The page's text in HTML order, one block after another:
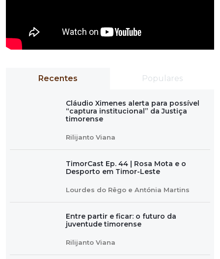
Recentes Populares
Cláudio Ximenes alerta para possível
“captura institucional” da Justiça
timorense
Rilijanto Viana
TimorCast Ep. 44 | Rosa Mota e o
Desporto em Timor-Leste
Lourdes do Rêgo e Antónia Martins
Entre partir e ficar: o futuro da
juventude timorense
Rilijanto Viana